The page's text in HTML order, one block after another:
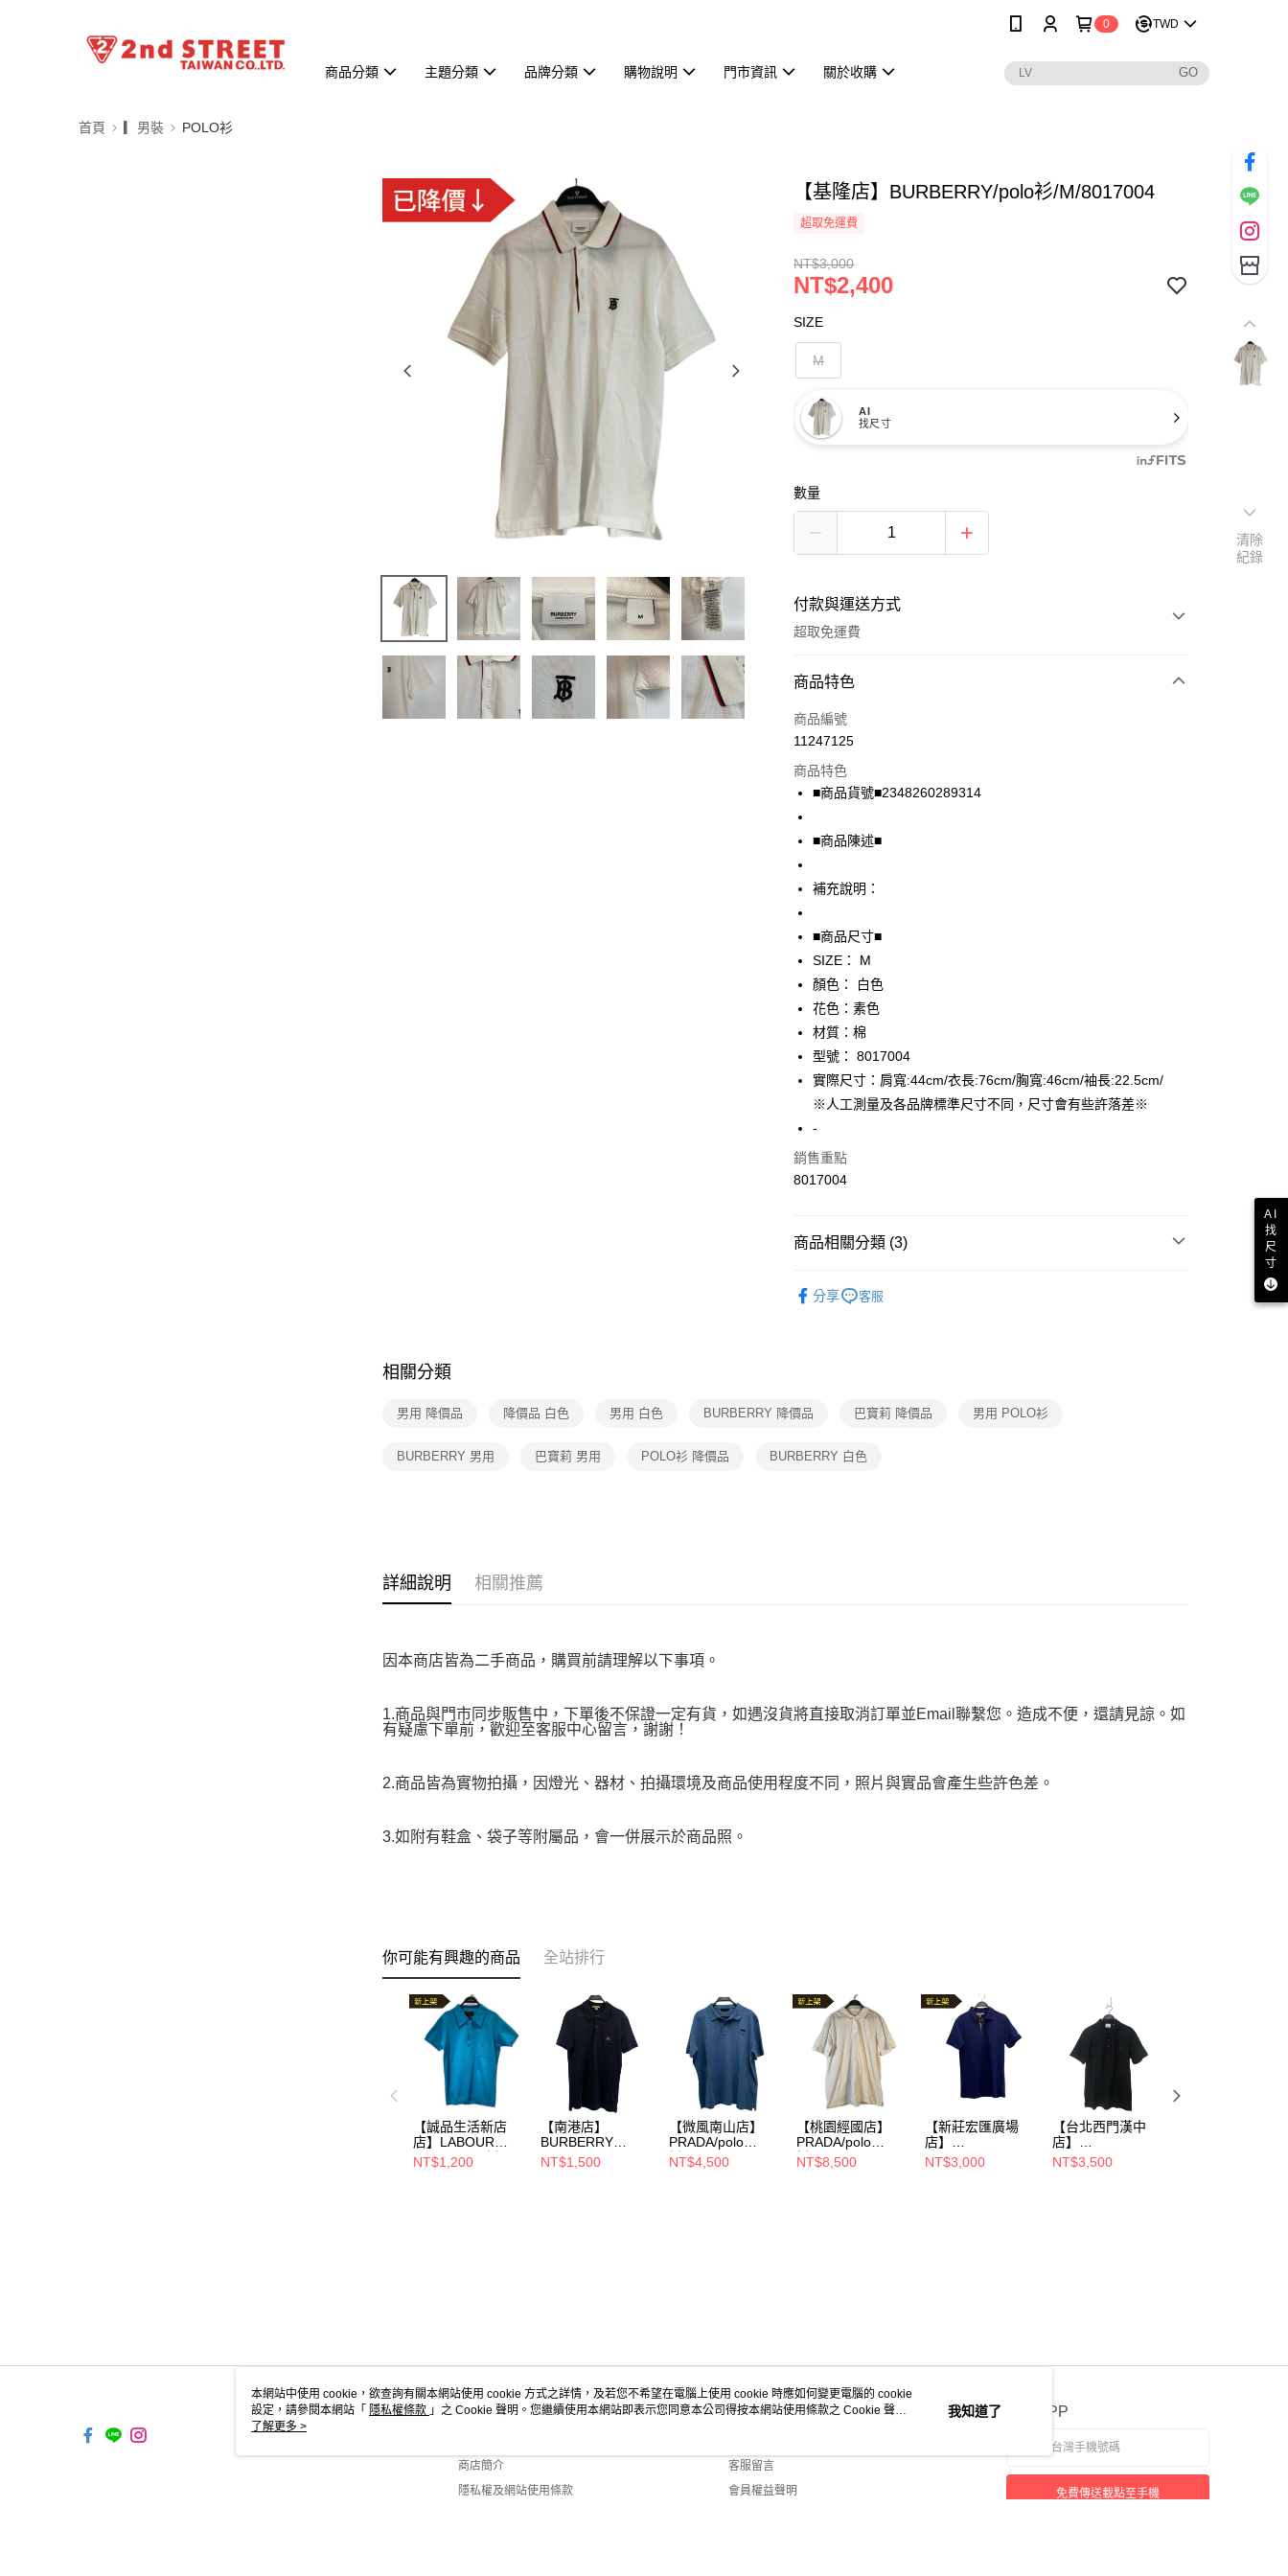
0 TWD
商品分類 主題分類 品牌分類 購物說明 門市資訊 關於收購
首頁 ▎男裝 POLO衫
【基隆店】BURBERRY/polo衫/M/8017004
超取免運費
NT$3,000
NT$2,400
SIZE
M
AI
找尺寸
數量
付款與運送方式
超取免運費
付款方式
信用卡一次付款
LINE Pay
Apple Pay
悠遊付
全盈+PAY
AFTEE先享後付
相關說明
【關於「AFTEE先享後付」】
AFTEE先享後付是「在收到商品之後才付款」的支付方式。 讓您購物簡單
便利好安心！
１．簡單：不需註冊會員、不需綁卡、不需儲值。
２．便利：只要手機號碼，簡訊認證，即可結帳。
【「AFTEE先享後付」結帳流程】
付」結帳頁面，進行簡訊認證並確認金額後，即可完成結帳。
２．訂單成立數日內，您將收到繳費通知簡訊。
絡購買商品的店家。未經商家同意取消之訂單仍視為有效，需透過AFTEE
是否繳費成功／繳費後需取消欲退款等相關疑問，請聯繫「AFTEE先享後
２．關於個人資料處理事宜，請瀏覽以下網址：
３．未成年的使用者請事先徵得法定代理人或監護人之同意方可使用
運送方式
全家取貨付款
免運費
免運費
免運費
商品特色
商品編號
11247125
商品特色
■商品貨號■2348260289314
■商品陳述■
補充說明：
■商品尺寸■
SIZE： M
顏色： 白色
花色：素色
材質：棉
型號： 8017004
實際尺寸：肩寬:44cm/衣長:76cm/胸寬:46cm/袖長:22.5cm/
※人工測量及各品牌標準尺寸不同，尺寸會有些許落差※
-
銷售重點
8017004
商品相關分類 (3)
分享 客服
相關分類
男用 降價品 降價品 白色 男用 白色 BURBERRY 降價品 巴寶莉 降價品 男用 POLO衫
BURBERRY 男用 巴寶莉 男用 POLO衫 降價品 BURBERRY 白色
詳細說明 相關推薦
因本商店皆為二手商品，購買前請理解以下事項。
1.商品與門市同步販售中，下單後不保證一定有貨，如遇沒貨將直接取消訂單並Email聯繫您。造成不便，還請見諒。如
有疑慮下單前，歡迎至客服中心留言，謝謝！
2.商品皆為實物拍攝，因燈光、器材、拍攝環境及商品使用程度不同，照片與實品會產生些許色差。
3.如附有鞋盒、袋子等附屬品，會一併展示於商品照。
你可能有興趣的商品 全站排行
【誠品生活新店
店】LABOUR
UNION/polo衫/L/
NT$1,200
【南港店】
BURBERRY
BRIT/polo
衫/XS/3872295
NT$1,500
【微風南山店】
PRADA/polo
衫/XXL/UJN444
S181 XGS
NT$4,500
【桃園經國店】
PRADA/polo
衫/XXL/
NT$8,500
【新莊宏匯廣場
店】
BURBERRY/polo
衫/S/4015482
NT$3,000
【台北西門漢中
店】
BURBERRY/polo
衫//8053022
NT$3,500
關於我們
商店簡介
隱私權及網站使用條款
客服資訊
客服留言
會員權益聲明
官方APP
免費傳送載點至手機
清除
紀錄
本網站中使用 cookie，欲查詢有關本網站使用 cookie 方式之詳情，及若您不希望在電腦上使用 cookie 時應如何變更電腦的 cookie
設定，請參閱本網站「 隱私權條款 」之 Cookie 聲明。您繼續使用本網站即表示您同意本公司得按本網站使用條款之 Cookie 聲明
使用 cookie。
了解更多 >
我知道了
AI
找
尺
寸